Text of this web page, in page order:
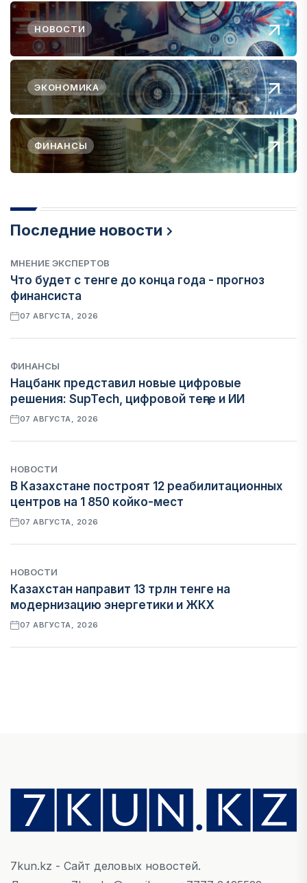
НОВОСТИ
ЭКОНОМИКА
ФИНАНСЫ
Последние новости
МНЕНИЕ ЭКСПЕРТОВ
Что будет с тенге до конца года - прогноз
финансиста
07 АВГУСТА, 2026
ФИНАНСЫ
Нацбанк представил новые цифровые
решения: SupTech, цифровой теңге и ИИ
07 АВГУСТА, 2026
НОВОСТИ
В Казахстане построят 12 реабилитационных
центров на 1 850 койко-мест
07 АВГУСТА, 2026
НОВОСТИ
Казахстан направит 13 трлн тенге на
модернизацию энергетики и ЖКХ
07 АВГУСТА, 2026
Денежно-кредитная политика влияет не
только на спрос, но и на предложение труда
07 АВГУСТА, 2026
7kun.kz - Сайт деловых новостей.